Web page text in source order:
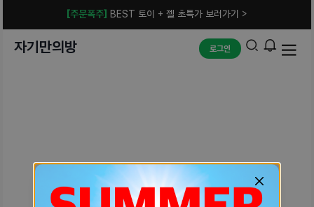
[주문폭주] BEST 토이 + 젤 초특가 보러가기 >
자기만의방 로그인